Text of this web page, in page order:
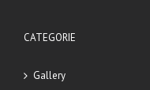
CATEGORIE
Gallery